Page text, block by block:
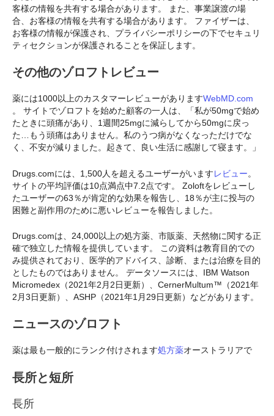
客様の情報を共有する場合があります。 また、事業譲渡の場
合、お客様の情報を共有する場合があります。 ファイザーは、
お客様の情報が保護され、プライバシーポリシーの下でセキュリ
ティセクションが保護されることを保証します。
その他のゾロフトレビュー
薬には1000以上のカスタマーレビューがありますWebMD.com
。 サイトでゾロフトを始めた顧客の一人は、「私が50mgで始め
たときに頭痛があり、1週間25mgに減らしてから50mgに戻っ
た…もう頭痛はありません。私のうつ病がなくなっただけでな
く、不安が減りました。起きて、良い生活に感謝して寝ます。」
Drugs.comには、1,500人を超えるユーザーがいますレビュー。
サイトの平均評価は10点満点中7.2点です。 Zoloftをレビューし
たユーザーの63％が肯定的な効果を報告し、18％が主に投与の
困難と副作用のために悪いレビューを報告しました。
Drugs.comは、24,000以上の処方薬、市販薬、天然物に関する正
確で独立した情報を提供しています。 この資料は教育目的での
み提供されており、医学的アドバイス、診断、または治療を目的
としたものではありません。 データソースには、IBM Watson
Micromedex（2021年2月2日更新）、CernerMultum™（2021年
2月3日更新）、ASHP（2021年1月29日更新）などがあります。
ニュースのゾロフト
薬は最も一般的にランク付けされます処方薬オーストラリアで
長所と短所
長所